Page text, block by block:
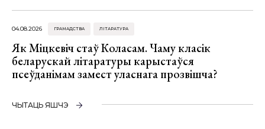
04.08.2026 ГРАМАДСТВА ЛІТАРАТУРА
Як Міцкевіч стаў Коласам. Чаму класік
беларускай літаратуры карыстаўся
псеўданімам замест уласнага прозвішча?
ЧЫТАЦЬ ЯШЧЭ